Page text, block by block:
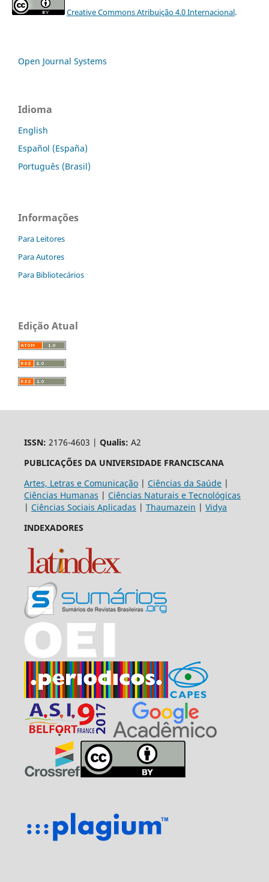
Creative Commons Atribuição 4.0 Internacional.
Open Journal Systems
Idioma
English
Español (España)
Português (Brasil)
Informações
Para Leitores
Para Autores
Para Bibliotecários
Edição Atual
ISSN: 2176-4603 | Qualis: A2
PUBLICAÇÕES DA UNIVERSIDADE FRANCISCANA
Artes, Letras e Comunicação| Ciências da Saúde|
Ciências Humanas | Ciências Naturais e Tecnológicas
| Ciências Sociais Aplicadas | Thaumazein | Vidya
INDEXADORES